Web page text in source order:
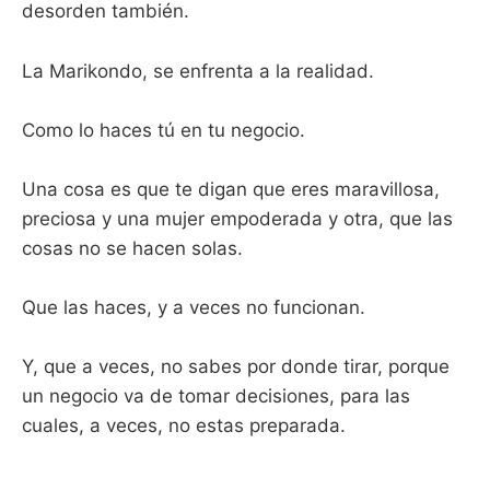
desorden también.
La Marikondo, se enfrenta a la realidad.
Como lo haces tú en tu negocio.
Una cosa es que te digan que eres maravillosa,
preciosa y una mujer empoderada y otra, que las
cosas no se hacen solas.
Que las haces, y a veces no funcionan.
Y, que a veces, no sabes por donde tirar, porque
un negocio va de tomar decisiones, para las
cuales, a veces, no estas preparada.